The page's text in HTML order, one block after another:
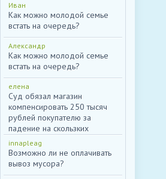
Иван
Как можно молодой семье
встать на очередь?
Александр
Как можно молодой семье
встать на очередь?
елена
Суд обязал магазин
компенсировать 250 тысяч
рублей покупателю за
падение на скользких
ступеньках
innapleag
Возможно ли не оплачивать
вывоз мусора?